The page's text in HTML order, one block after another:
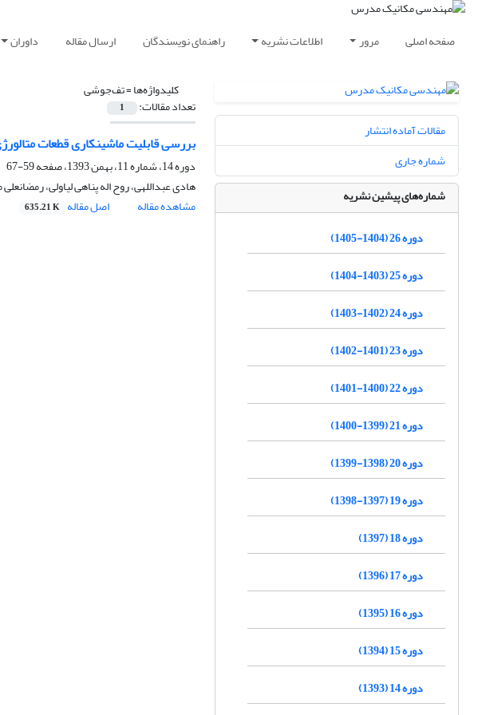
صفحه اصلی مرور اطلاعات نشریه راهنمای نویسندگان ارسال مقاله داوران
کلیدواژه‌ها =تف‌جوشی
تعداد مقالات: 1
بررسی قابلیت ماشینکاری قطعات
دوره 14، شماره 11، بهمن 1393، صفحه
59-67
هادی عبداللهی، روح اله پناهی لیاولی،
مشاهده مقاله
اصل مقاله 635.21 K
مقالات آماده انتشار
شماره جاری
شماره‌های پیشین نشریه
دوره 26 (1404-1405)
دوره 25 (1403-1404)
دوره 24 (1402-1403)
دوره 23 (1401-1402)
دوره 22 (1400-1401)
دوره 21 (1399-1400)
دوره 20 (1398-1399)
دوره 19 (1397-1398)
دوره 18 (1397)
دوره 17 (1396)
دوره 16 (1395)
دوره 15 (1394)
دوره 14 (1393)